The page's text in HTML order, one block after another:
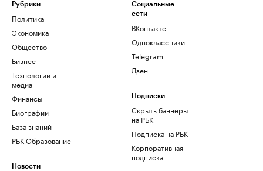
Рубрики
Политика
Экономика
Общество
Бизнес
Технологии и
медиа
Финансы
Биографии
База знаний
РБК Образование
Новости
Социальные
сети
ВКонтакте
Одноклассники
Telegram
Дзен
Подписки
Скрыть баннеры
на РБК
Подписка на РБК
Корпоративная
подписка